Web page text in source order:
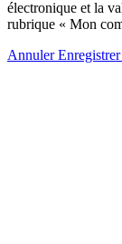
électronique et la
rubrique « Mon
Annuler